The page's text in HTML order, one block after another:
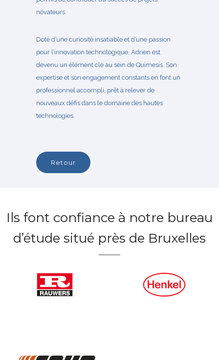
novateurs.
Doté d’une curiosité insatiable et d’une passion
pour l’innovation technologique, Adrien est
devenu un élément clé au sein de Quimesis. Son
expertise et son engagement constants en font un
professionnel accompli, prêt à relever de
nouveaux défis dans le domaine des hautes
technologies.
retour
Ils font confiance à notre bureau
d’étude situé près de Bruxelles